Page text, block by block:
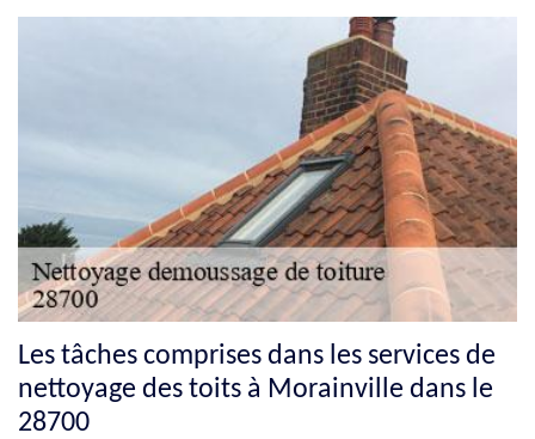
Les tâches comprises dans les services de
nettoyage des toits à Morainville dans le
28700